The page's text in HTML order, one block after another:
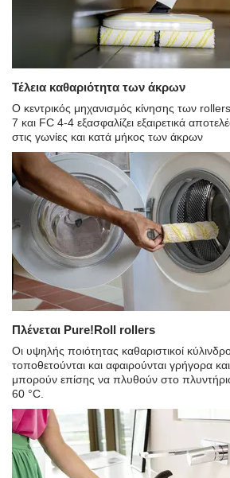
Τέλεια καθαριότητα των άκρων
Ο κεντρικός μηχανισμός κίνησης των
7 και FC 4-4 εξασφαλίζει εξαιρετικά
στις γωνίες και κατά μήκος των άκρων
Πλένεται Pure!Roll rollers
Οι υψηλής ποιότητας καθαριστικοί
τοποθετούνται και αφαιρούνται γρήγορα
μπορούν επίσης να πλυθούν στο
60 °C.